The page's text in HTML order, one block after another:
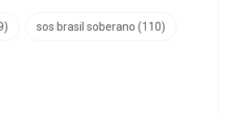
sos brasil soberano (110)